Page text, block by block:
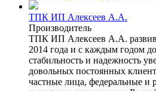
ТПК ИП Алексеев А.А.
Производитель
ТПК ИП Алексеев А.А.
2014 года и с каждым годом
стабильность и надежность
довольных постоянных
частные лица, федеральные и